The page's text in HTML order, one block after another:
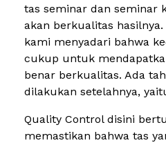
tas seminar dan seminar
akan berkualitas
kami menyadari bahwa
cukup untuk
benar berkualitas. Ada
dilakukan setelahnya,
Quality Control disini
memastikan bahwa tas